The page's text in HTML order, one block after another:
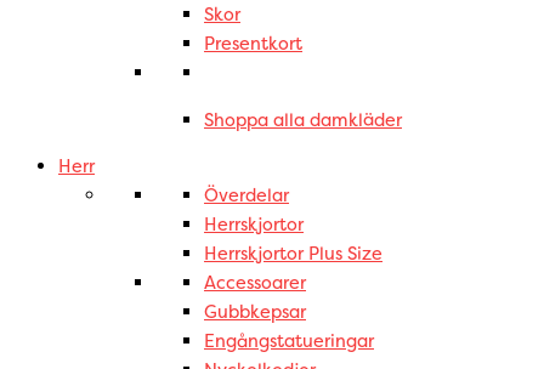
Skor
Presentkort
Shoppa alla damkläder
Herr
Överdelar
Herrskjortor
Herrskjortor Plus Size
Accessoarer
Gubbkepsar
Engångstatueringar